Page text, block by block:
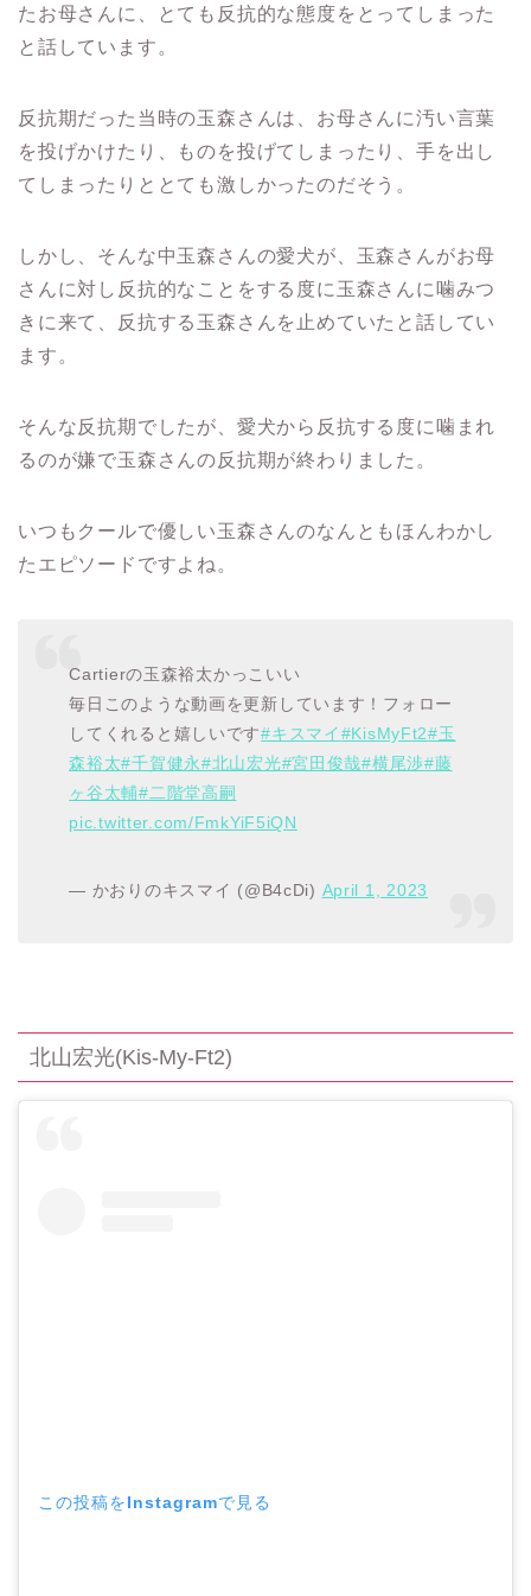
たお母さんに、とても反抗的な態度をとってしまった
と話しています。
反抗期だった当時の玉森さんは、お母さんに汚い言葉
を投げかけたり、ものを投げてしまったり、手を出し
てしまったりととても激しかったのだそう。
しかし、そんな中玉森さんの愛犬が、玉森さんがお母
さんに対し反抗的なことをする度に玉森さんに噛みつ
きに来て、反抗する玉森さんを止めていたと話してい
ます。
そんな反抗期でしたが、愛犬から反抗する度に噛まれ
るのが嫌で玉森さんの反抗期が終わりました。
いつもクールで優しい玉森さんのなんともほんわかし
たエピソードですよね。
Cartierの玉森裕太かっこいい
毎日このような動画を更新しています！フォロー
してくれると嬉しいです#キスマイ#KisMyFt2#玉
森裕太#千賀健永#北山宏光#宮田俊哉#横尾渉#藤
ヶ谷太輔#二階堂高嗣
pic.twitter.com/FmkYiF5iQN
— かおりのキスマイ (@B4cDi) April 1, 2023
北山宏光(Kis-My-Ft2)
この投稿をInstagramで見る